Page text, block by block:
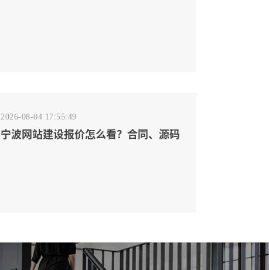
2026-08-04 17:55:49
宁波网站建设报价怎么看？合同、源码